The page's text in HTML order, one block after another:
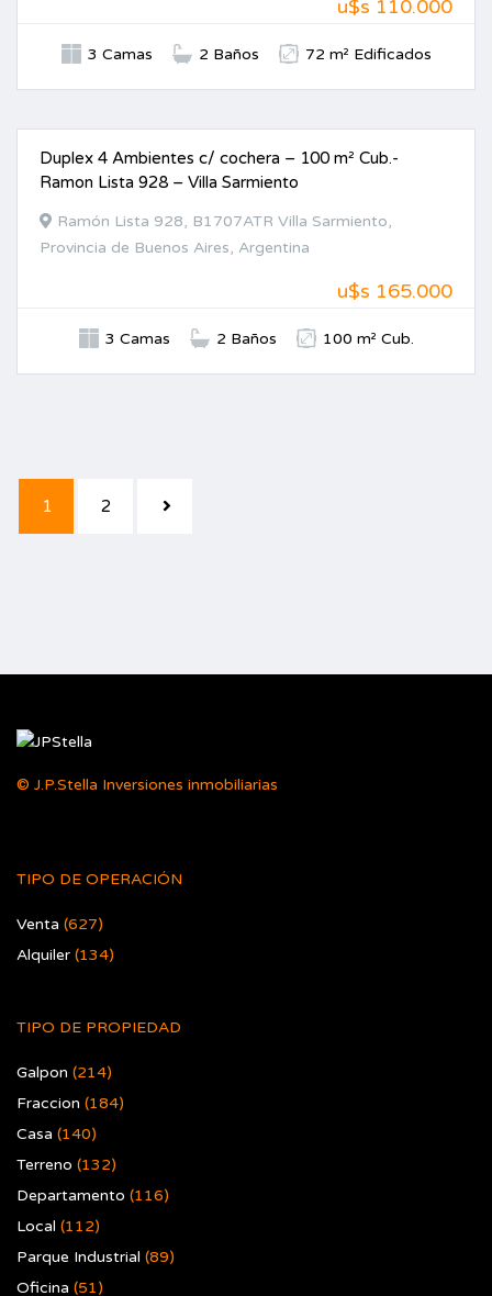
u$s 110.000
3 Camas 2 Baños 72 m² Edificados
VENTA
Duplex 4 Ambientes c/ cochera – 100 m² Cub.-
Ramon Lista 928 – Villa Sarmiento
Ramón Lista 928, B1707ATR Villa Sarmiento,
Provincia de Buenos Aires, Argentina
u$s 165.000
3 Camas 2 Baños 100 m² Cub.
1 2
© J.P.Stella Inversiones inmobiliarias
TIPO DE OPERACIÓN
Venta (627)
Alquiler (134)
TIPO DE PROPIEDAD
Galpon (214)
Fraccion (184)
Casa (140)
Terreno (132)
Departamento (116)
Local (112)
Parque Industrial (89)
Oficina (51)